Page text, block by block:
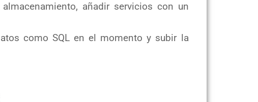
añadir servicios con un
como SQL en el momento y subir la